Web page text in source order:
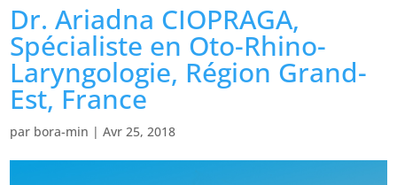
Dr. Ariadna CIOPRAGA,
Spécialiste en Oto-Rhino-
Laryngologie, Région Grand-
Est, France
par bora-min |Avr 25, 2018